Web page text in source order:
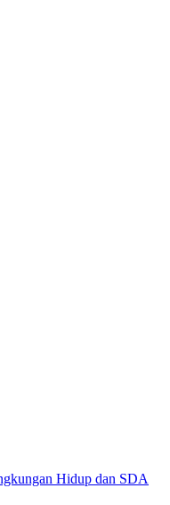
Hidup dan SDA